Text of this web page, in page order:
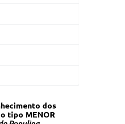
dos
tipo MENOR